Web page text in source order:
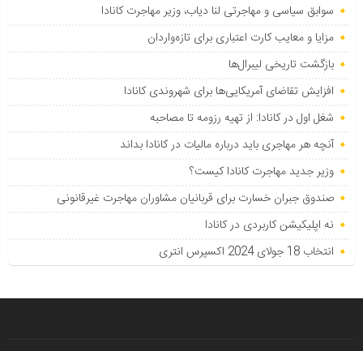
سوابق سیاسی و مهاجرتی لنا دیاب، وزیر مهاجرت کانادا
مزایا و معایب کارت اعتباری برای تازه‌واردان
بازگشت تاریخی لیبرال‌ها
افزایش تقاضای آمریکایی‌ها برای شهروندی کانادا
شغل اول در کانادا: از تهیه رزومه تا مصاحبه
آنچه هر مهاجری باید درباره مالیات در کانادا بداند
وزیر جدید مهاجرت کانادا کیست؟
صندوق جبران خسارت برای قربانیان مشاوران مهاجرت غیرقانونی
نه اپلیکیشن کاربردی در کانادا
انتخاب 18 جولای 2024 اکسپرس انتری